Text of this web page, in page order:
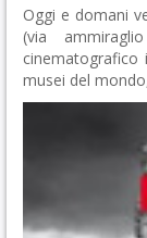
Oggi e domani
(via
musei del